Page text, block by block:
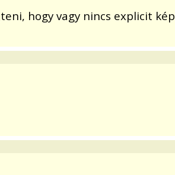
hogy vagy nincs explicit